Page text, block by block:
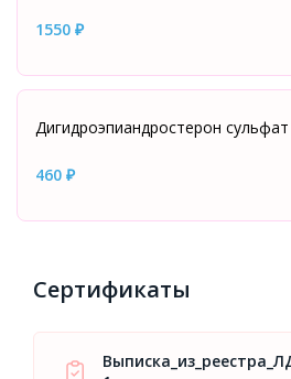
1550 ₽
Дигидроэпиандростерон
460 ₽
Сертификаты